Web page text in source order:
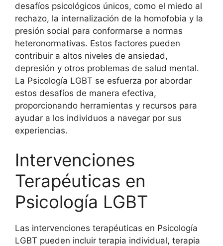
desafíos psicológicos únicos, como el miedo al
rechazo, la internalización de la homofobia y la
presión social para conformarse a normas
heteronormativas. Estos factores pueden
contribuir a altos niveles de ansiedad,
depresión y otros problemas de salud mental.
La Psicología LGBT se esfuerza por abordar
estos desafíos de manera efectiva,
proporcionando herramientas y recursos para
ayudar a los individuos a navegar por sus
experiencias.
Intervenciones
Terapéuticas en
Psicología LGBT
Las intervenciones terapéuticas en Psicología
LGBT pueden incluir terapia individual, terapia